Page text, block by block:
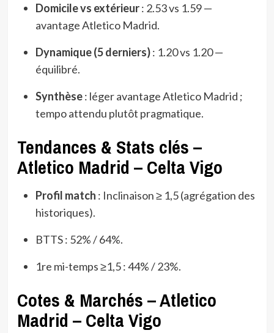
Domicile vs extérieur: 2.53 vs 1.59 —
avantage Atletico Madrid.
Dynamique (5 derniers): 1.20 vs 1.20 —
équilibré.
Synthèse: léger avantage Atletico Madrid ;
tempo attendu plutôt pragmatique.
Tendances & Stats clés –
Atletico Madrid – Celta Vigo
Profil match : Inclinaison ≥ 1,5 (agrégation des
historiques).
BTTS : 52% / 64%.
1re mi-temps ≥1,5 : 44% / 23%.
Cotes & Marchés – Atletico
Madrid – Celta Vigo